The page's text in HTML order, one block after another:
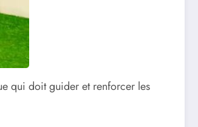
qui doit guider et renforcer les